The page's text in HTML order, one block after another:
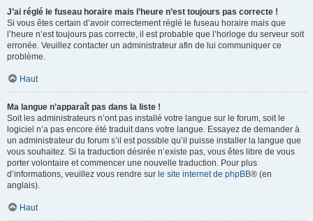
J’ai réglé le fuseau horaire mais l’heure n’est toujours pas correcte !
Si vous êtes certain d’avoir correctement réglé le fuseau horaire mais que
l’heure n’est toujours pas correcte, il est probable que l’horloge du serveur soit
erronée. Veuillez contacter un administrateur afin de lui communiquer ce
problème.
Haut
Ma langue n’apparaît pas dans la liste !
Soit les administrateurs n’ont pas installé votre langue sur le forum, soit le
logiciel n’a pas encore été traduit dans votre langue. Essayez de demander à
un administrateur du forum s’il est possible qu’il puisse installer la langue que
vous souhaitez. Si la traduction désirée n’existe pas, vous êtes libre de vous
porter volontaire et commencer une nouvelle traduction. Pour plus
d’informations, veuillez vous rendre sur le site internet de phpBB® (en
anglais).
Haut